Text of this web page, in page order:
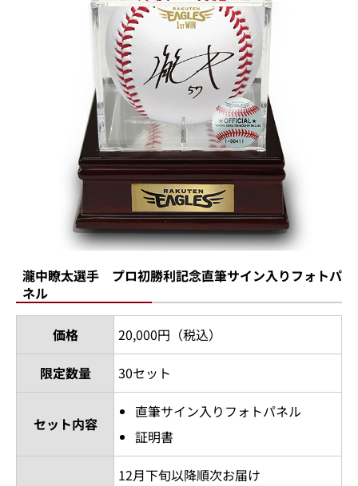
瀧中瞭太選手 プロ初勝利記念直筆サイン入りフォトパ
ネル
価格
20,000円（税込）
限定数量
30セット
セット内容
直筆サイン入りフォトパネル
証明書
12月下旬以降順次お届け